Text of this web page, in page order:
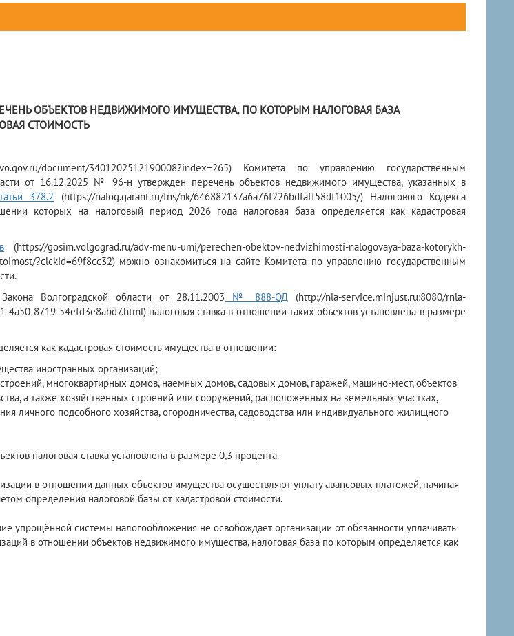
ОБЪЕКТОВ НЕДВИЖИМОГО ИМУЩЕСТВА, ПО КОТОРЫМ НАЛОГОВАЯ БАЗА
СТОИМОСТЬ
document/3401202512190008?index=265) Комитета по управлению государственным
от 16.12.2025 № 96-н утвержден перечень объектов недвижимого имущества, указанных в
378.2 (https://nalog.garant.ru/fns/nk/646882137a6a76f226bdfaff58df1005/) Налогового Кодекса
которых на налоговый период 2026 года налоговая база определяется как кадастровая
(https://gosim.volgograd.ru/adv-menu-umi/perechen-obektov-nedvizhimosti-nalogovaya-baza-kotorykh-
?clckid=69f8cc32) можно ознакомиться на сайте Комитета по управлению государственным
Волгоградской области от 28.11.2003 № 888-ОД(http://nla-service.minjust.ru:8080/rnla-
8719-54efd3e8abd7.html) налоговая ставка в отношении таких объектов установлена в размере
как кадастровая стоимость имущества в отношении:
иностранных организаций;
многоквартирных домов, наемных домов, садовых домов, гаражей, машино-мест, объектов
а также хозяйственных строений или сооружений, расположенных на земельных участках,
личного подсобного хозяйства, огородничества, садоводства или индивидуального жилищного
налоговая ставка установлена в размере 0,3 процента.
в отношении данных объектов имущества осуществляют уплату авансовых платежей, начиная
определения налоговой базы от кадастровой стоимости.
упрощённой системы налогообложения не освобождает организации от обязанности уплачивать
в отношении объектов недвижимого имущества, налоговая база по которым определяется как